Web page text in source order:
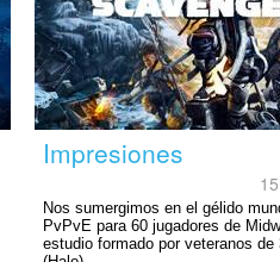
Impresiones
Nos sumergimos en el gélido
PvPvE para 60 jugadores de
estudio formado por veteranos de